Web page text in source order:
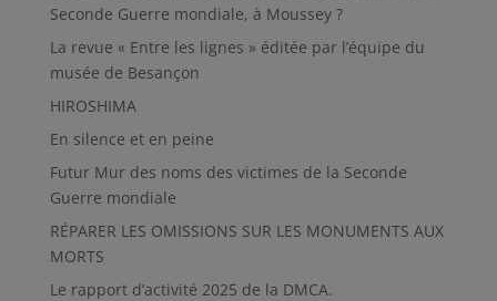
Seconde Guerre mondiale, à Moussey ?
La revue « Entre les lignes » éditée par l’équipe du
musée de Besançon
HIROSHIMA
En silence et en peine
Futur Mur des noms des victimes de la Seconde
Guerre mondiale
RÉPARER LES OMISSIONS SUR LES MONUMENTS AUX
MORTS
Le rapport d’activité 2025 de la DMCA.